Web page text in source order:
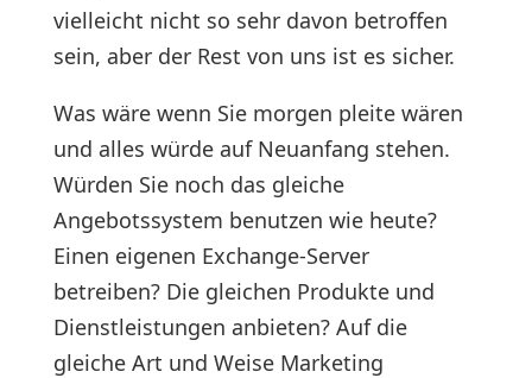
vielleicht nicht so sehr davon betroffen
sein, aber der Rest von uns ist es sicher.
Was wäre wenn Sie morgen pleite wären
und alles würde auf Neuanfang stehen.
Würden Sie noch das gleiche
Angebotssystem benutzen wie heute?
Einen eigenen Exchange-Server
betreiben? Die gleichen Produkte und
Dienstleistungen anbieten? Auf die
gleiche Art und Weise Marketing